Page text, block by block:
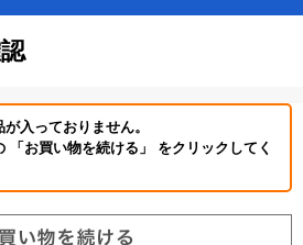
入っておりません。
「お買い物を続ける」 をクリックしてく